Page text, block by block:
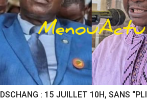
DSCHANG : 15 JUILLET 10H, SANS “PLI